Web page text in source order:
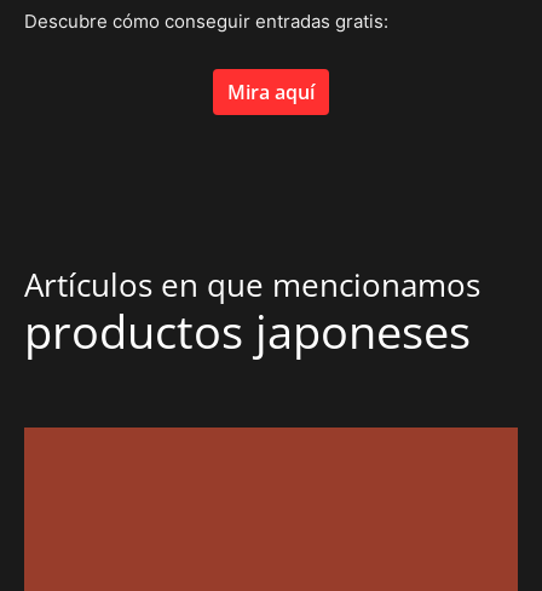
Descubre cómo conseguir entradas gratis:
Mira aquí
Artículos en que mencionamos
productos japoneses